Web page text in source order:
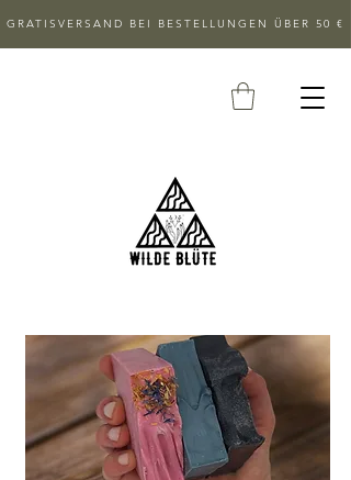
GRATISVERSAND BEI BESTELLUNGEN ÜBER 50 €